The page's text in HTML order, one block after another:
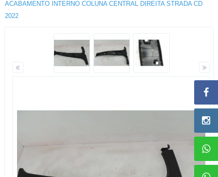
ACABAMENTO INTERNO COLUNA CENTRAL DIREITA STRADA CD
2022